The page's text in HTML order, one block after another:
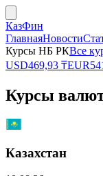
КазФин
ГлавнаяНовости
Курсы НБ РКВсе
USD469,93 ₸EUR
Курсы
Казахстан